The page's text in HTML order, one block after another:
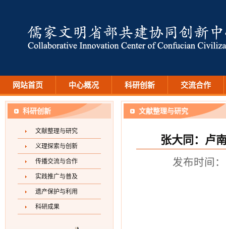
网站首页 中心概况 科研创新 交流合作
科研创新
文献整理与研究
义理探索与创新
传播交流与合作
实践推广与普及
遗产保护与利用
科研成果
文献整理与研究
张大同：卢
发布时间